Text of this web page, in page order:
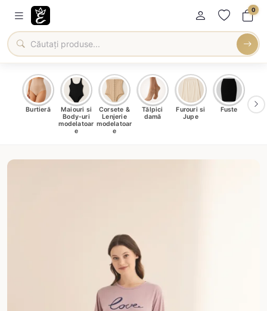
0
Burtieră
Maiouri si
Body-uri
modelatoar
e
Corsete &
Lenjerie
modelatoar
e
Tălpici
damă
Furouri si
Jupe
Fuste